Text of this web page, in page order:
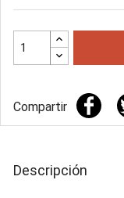
Compartir
Descripción